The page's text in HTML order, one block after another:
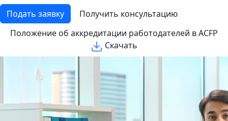
Подать заявку
Получить консультацию
Положение об аккредитации работодателей в ACFP
Скачать